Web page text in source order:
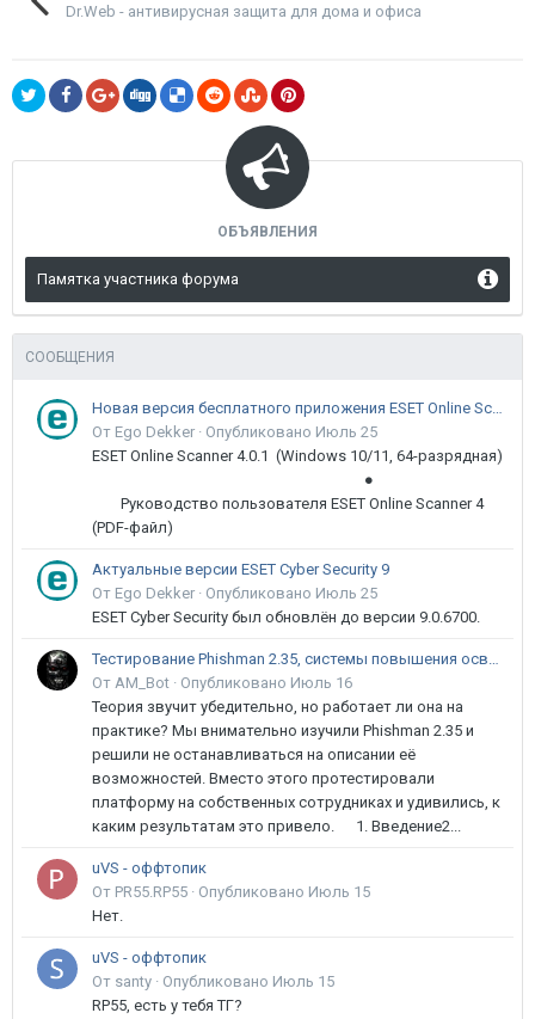
Dr.Web - антивирусная защита для дома и офиса
ОБЪЯВЛЕНИЯ
Памятка участника форума
СООБЩЕНИЯ
Новая версия бесплатного приложения ESET Online Scanner доступна пользователям
От Ego Dekker · Опубликовано Июль 25
ESET Online Scanner 4.0.1 (Windows 10/11, 64-разрядная)
●
Руководство пользователя ESET Online Scanner 4
(PDF-файл)
Актуальные версии ESET Cyber Security 9
От Ego Dekker · Опубликовано Июль 25
ESET Cyber Security был обновлён до версии 9.0.6700.
Тестирование Phishman 2.35, системы повышения осведомлённости пользователей в сфере ИБ
От AM_Bot · Опубликовано Июль 16
Теория звучит убедительно, но работает ли она на
практике? Мы внимательно изучили Phishman 2.35 и
решили не останавливаться на описании её
возможностей. Вместо этого протестировали
платформу на собственных сотрудниках и удивились, к
каким результатам это привело. 1. Введение2...
uVS - оффтопик
От PR55.RP55 · Опубликовано Июль 15
Нет.
uVS - оффтопик
От santy · Опубликовано Июль 15
RP55, есть у тебя ТГ?